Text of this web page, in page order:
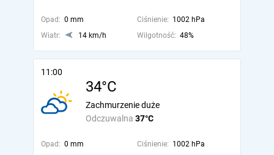
Opad: 0 mm Ciśnienie: 1002 hPa
Wiatr:
14 km/h Wilgotność: 48%
11:00
34°C
Odczuwalna 37°C
Zachmurzenie duże
Opad: 0 mm Ciśnienie: 1002 hPa